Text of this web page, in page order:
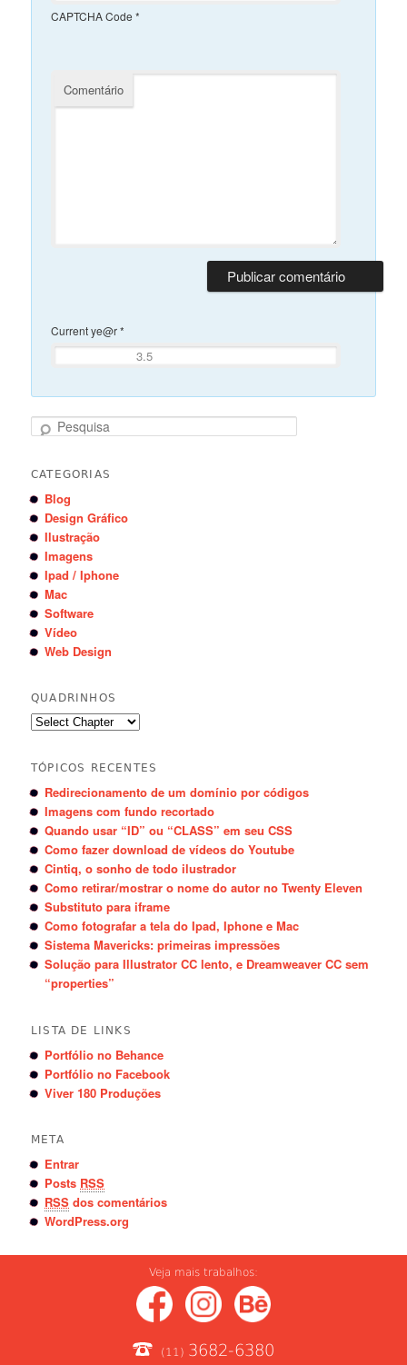
CAPTCHA Code *
Comentário
Current ye@r*
Pesquisa
CATEGORIAS
Blog
Design Gráfico
Ilustração
Imagens
Ipad / Iphone
Mac
Software
Vídeo
Web Design
QUADRINHOS
TÓPICOS RECENTES
Redirecionamento de um domínio por códigos
Imagens com fundo recortado
Quando usar “ID” ou “CLASS” em seu CSS
Como fazer download de vídeos do Youtube
Cintiq, o sonho de todo ilustrador
Como retirar/mostrar o nome do autor no Twenty Eleven
Substituto para iframe
Como fotografar a tela do Ipad, Iphone e Mac
Sistema Mavericks: primeiras impressões
Solução para Illustrator CC lento, e Dreamweaver CC sem
“properties”
LISTA DE LINKS
Portfólio no Behance
Portfólio no Facebook
Viver 180 Produções
META
Entrar
Posts RSS
RSS dos comentários
WordPress.org
Veja mais trabalhos:
(11) 3682-6380